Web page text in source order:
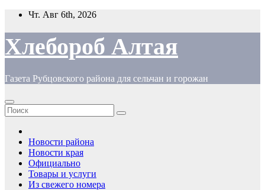
Перейти
содержимому
Чт. Авг 6th, 2026
Хлебороб Алтая
Газета Рубцовского района для сельчан и горожан
Новости района
Новости края
Официально
Товары и услуги
Из свежего номера